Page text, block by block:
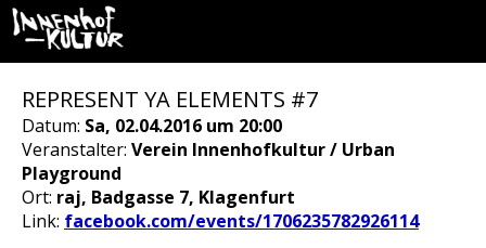
REPRESENT YA ELEMENTS #7
Datum: Sa, 02.04.2016 um 20:00
Veranstalter: Verein Innenhofkultur / Urban
Playground
Ort: raj, Badgasse 7, Klagenfurt
Link: facebook.com/events/1706235782926114